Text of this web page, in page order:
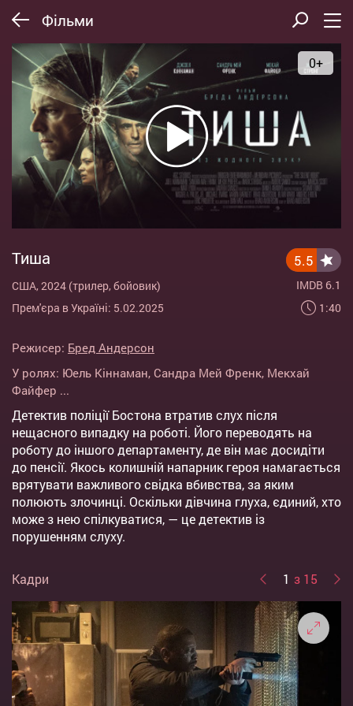
Фільми
0+
Тиша
США, 2024 (трилер, бойовик)
Прем'єра в Україні: 5.02.2025
5.5
IMDB 6.1
1:40
Режисер: Бред Андерсон
У ролях: Юель Кіннаман, Сандра Мей Френк, Мекхай
Файфер ...
Детектив поліції Бостона втратив слух після
нещасного випадку на роботі. Його переводять на
роботу до іншого департаменту, де він має досидіти
до пенсії. Якось колишній напарник героя намагається
врятувати важливого свідка вбивства, за яким
полюють злочинці. Оскільки дівчина глуха, єдиний, хто
може з нею спілкуватися, — це детектив із
порушенням слуху.
Кадри 1 з 15